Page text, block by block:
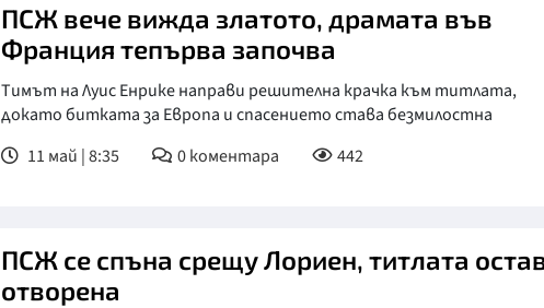
ПСЖ вече вижда златото, драмата във
Франция тепърва започва
Тимът на Луис Енрике направи решителна крачка към титлата,
докато битката за Европа и спасението става безмилостна
11 май | 8:35
0коментара 442
ПСЖ се спъна срещу Лориен, титлата
отворена